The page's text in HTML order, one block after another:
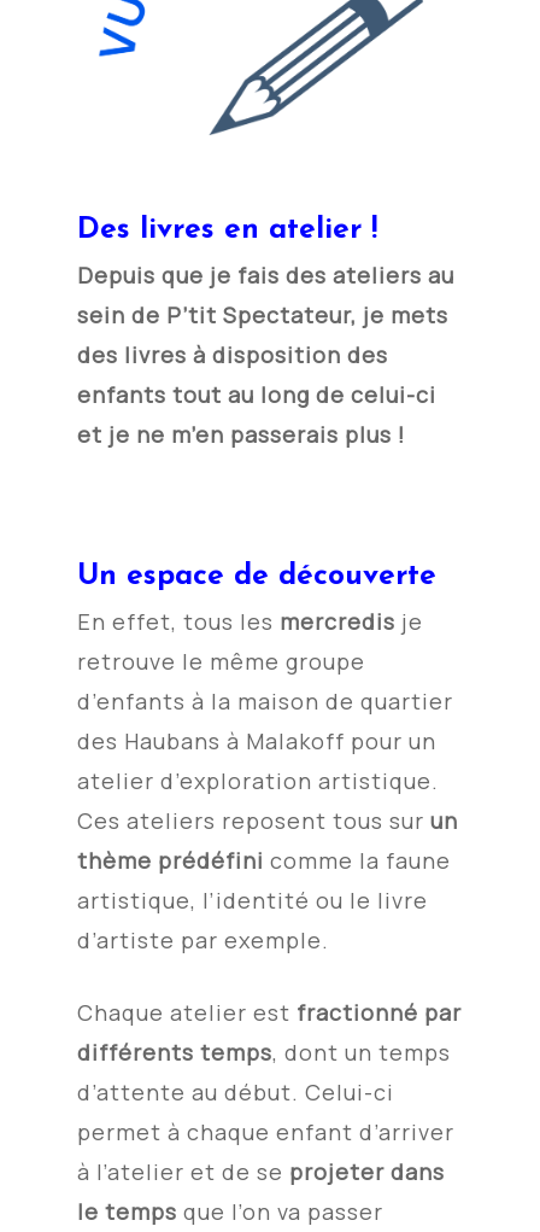
Des livres en atelier !
Depuis que je fais des ateliers au
sein de P’tit Spectateur, je mets
des livres à disposition des
enfants tout au long de celui-ci
et je ne m’en passerais plus !
Un espace de découverte
En effet, tous les mercredis je
retrouve le même groupe
d’enfants à la maison de quartier
des Haubans à Malakoff pour un
atelier d’exploration artistique.
Ces ateliers reposent tous sur un
thème prédéfini comme la faune
artistique, l’identité ou le livre
d’artiste par exemple.
Chaque atelier est fractionné par
différents temps, dont un temps
d’attente au début. Celui-ci
permet à chaque enfant d’arriver
à l’atelier et de se projeter dans
le temps que l’on va passer